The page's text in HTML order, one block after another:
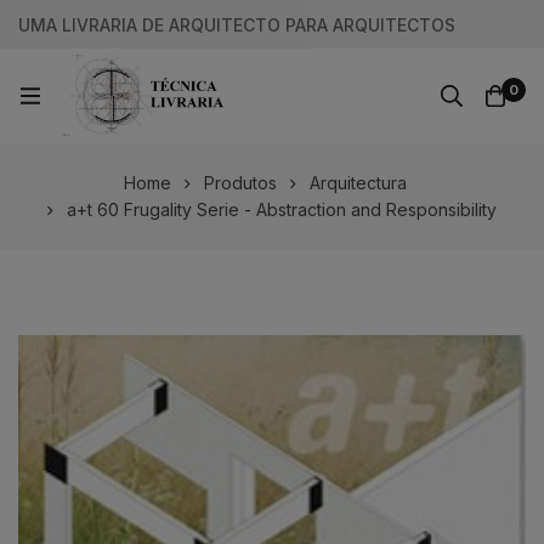
UMA LIVRARIA DE ARQUITECTO PARA ARQUITECTOS
0
Home Produtos
Arquitectura
a+t 60 Frugality Serie - Abstraction and Responsibility